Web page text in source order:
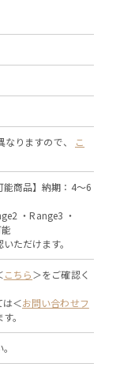
りますので、
こ
能商品】納期：4～6
・Range3 ・
ただけます。
こちら＞をご確認く
は＜お問い合わせフ
。